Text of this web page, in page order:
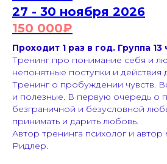
27 - 30 ноября 2026
150 000₽
Проходит 1 раз в год. Группа 13
Тренинг про понимание себя и
непонятные поступки и действия
Тренинг о пробуждении чувств.
и полезные. В первую очередь о
безграничной и безусловной
принимать и дарить любовь.
Автор тренинга психолог и автор
Ридлер.